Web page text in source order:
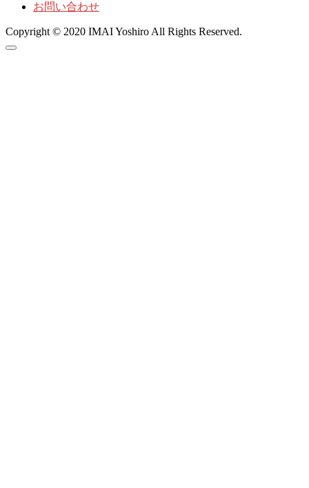
お問い合わせ
Copyright © 2020 IMAI Yoshiro All Rights Reserved.